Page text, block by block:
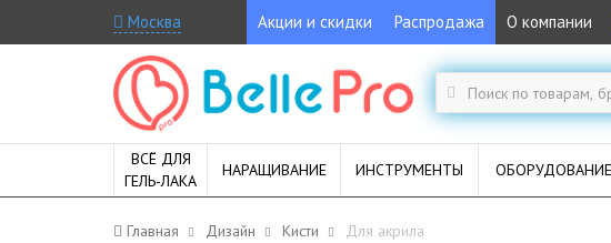
Москва Акции и скидки Распродажа О компании
ВСЁ ДЛЯ
ГЕЛЬ-ЛАКА
НАРАЩИВАНИЕ ИНСТРУМЕНТЫ ОБОРУДОВАНИЕ
Главная Дизайн Кисти Для акрила